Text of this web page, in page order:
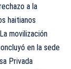
a la
haitianos
movilización
en la sede
Privada